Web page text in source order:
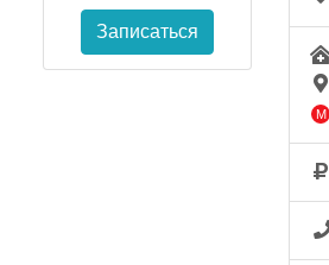
Записаться